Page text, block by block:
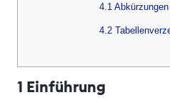
4.1 Abkürzungen
4.2
1 Einführung